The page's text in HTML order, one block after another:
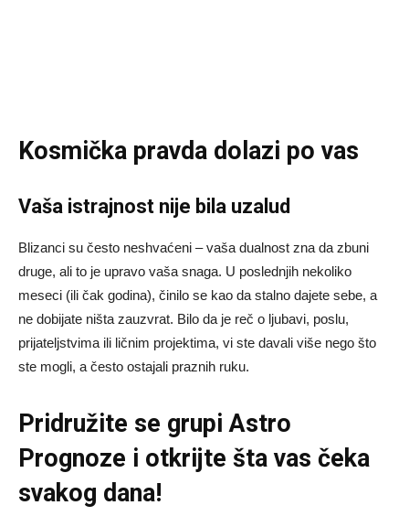
Kosmička pravda dolazi po vas
Vaša istrajnost nije bila uzalud
Blizanci su često neshvaćeni – vaša dualnost zna da zbuni
druge, ali to je upravo vaša snaga. U poslednjih nekoliko
meseci (ili čak godina), činilo se kao da stalno dajete sebe, a
ne dobijate ništa zauzvrat. Bilo da je reč o ljubavi, poslu,
prijateljstvima ili ličnim projektima, vi ste davali više nego što
ste mogli, a često ostajali praznih ruku.
Pridružite se grupiAstro
Prognoze i otkrijte šta vas čeka
svakog dana!